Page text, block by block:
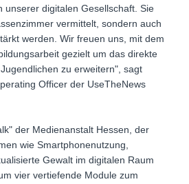
unserer digitalen Gesellschaft. Sie
vermittelt, sondern auch
werden. Wir freuen uns, mit dem
gezielt um das direkte
zu erweitern", sagt
Officer der UseTheNews
der Medienanstalt Hessen, der
wie Smartphonenutzung,
Gewalt im digitalen Raum
vier vertiefende Module zum